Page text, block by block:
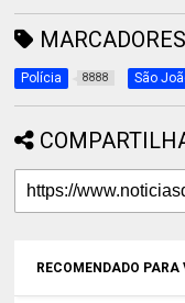
Polícia 8888 São
RECOMENDADO PARA